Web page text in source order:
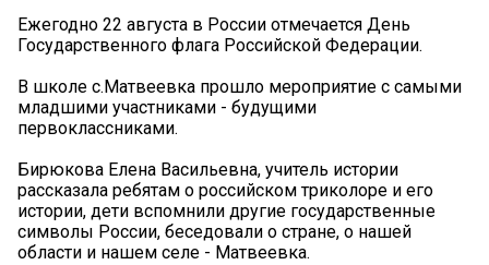
Ежегодно 22 августа в России отмечается День
Государственного флага Российской Федерации.
В школе с.Матвеевка прошло мероприятие с самыми
младшими участниками - будущими
первоклассниками.
Бирюкова Елена Васильевна, учитель истории
рассказала ребятам о российском триколоре и его
истории, дети вспомнили другие государственные
символы России, беседовали о стране, о нашей
области и нашем селе - Матвеевка.